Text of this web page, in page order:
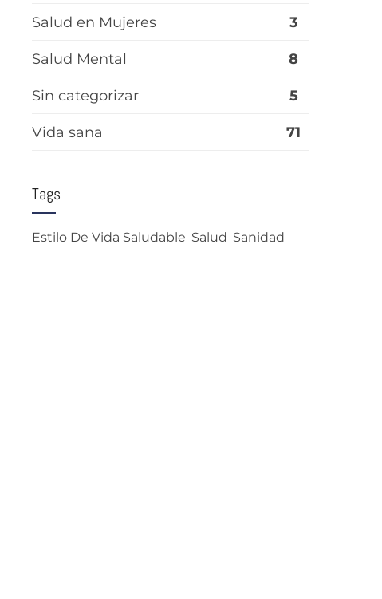
Salud en Mujeres 3
Salud Mental 8
Sin categorizar 5
Vida sana 71
Tags
Estilo De Vida Saludable Salud Sanidad